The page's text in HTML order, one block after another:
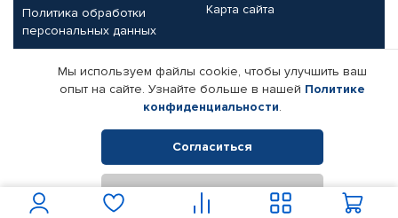
Политика обработки
персональных данных
Карта сайта
Партнерам
Корпоративным клиентам
Поставщикам
Реквизиты компании
© КАМАЗ ЦЕНТР ДОНЕЦК, 2015-2026. Все права защищены.
Интернет-магазин автомобильных товаров Автопрофи.
Мы используем файлы cookie, чтобы улучшить ваш
опыт на сайте. Узнайте больше в нашей Политике
конфиденциальности.
Согласиться
Отклонить